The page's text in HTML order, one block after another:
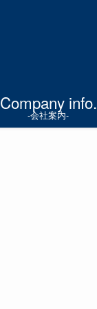
Company info.
-会社案内-